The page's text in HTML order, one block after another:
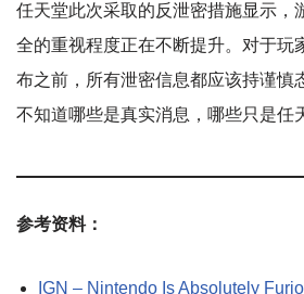
任天堂此次采取的反泄密措施显示，
全的重视程度正在不断提升。对于玩
布之前，所有泄密信息都应该持谨
不知道哪些是真实消息，哪些只是任
参考资料：
IGN – Nintendo Is Absolutely